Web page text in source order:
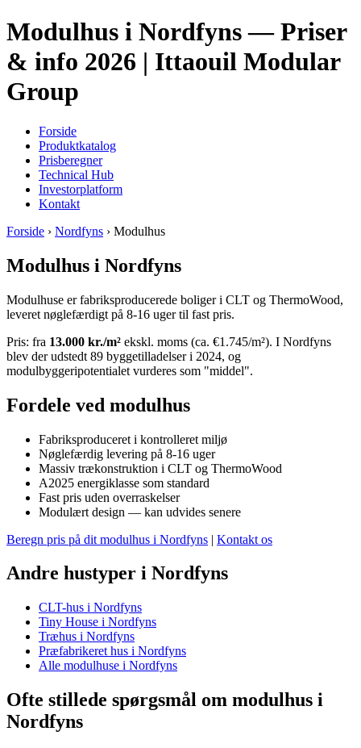
Modulhus i Nordfyns — Priser
& info 2026 | Ittaouil Modular
Group
Forside
Produktkatalog
Prisberegner
Technical Hub
Investorplatform
Kontakt
Forside › Nordfyns › Modulhus
Modulhus i Nordfyns
Modulhuse er fabriksproducerede boliger i CLT og ThermoWood,
leveret nøglefærdigt på 8-16 uger til fast pris.
Pris: fra 13.000 kr./m² ekskl. moms (ca. €1.745/m²). I Nordfyns
blev der udstedt 89 byggetilladelser i 2024, og
modulbyggeripotentialet vurderes som "middel".
Fordele ved modulhus
Fabriksproduceret i kontrolleret miljø
Nøglefærdig levering på 8-16 uger
Massiv trækonstruktion i CLT og ThermoWood
A2025 energiklasse som standard
Fast pris uden overraskelser
Modulært design — kan udvides senere
Beregn pris på dit modulhus i Nordfyns | Kontakt os
Andre hustyper i Nordfyns
CLT-hus i Nordfyns
Tiny House i Nordfyns
Træhus i Nordfyns
Præfabrikeret hus i Nordfyns
Alle modulhuse i Nordfyns
Ofte stillede spørgsmål om modulhus i
Nordfyns